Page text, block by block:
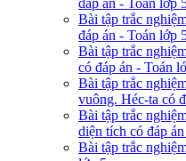
Bài tập trắc
đáp án - Toán lớp
Bài tập trắc
có đáp án - Toán
Bài tập trắc
vuông. Héc-ta có
Bài tập trắc
diện tích có đáp
Bài tập trắc